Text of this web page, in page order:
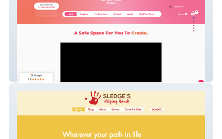
Georgia Peach Studio